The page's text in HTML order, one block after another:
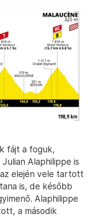
fájt a foguk,
Alaphilippe is
elején vele tartott
is, de később
Alaphilippe
a második